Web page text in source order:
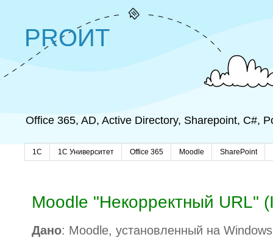
PROИТ
Office 365, AD, Active Directory, Sharepoint, C#,
1C 1С Университет Office 365 Moodle SharePoint
Moodle "Некорректный URL"
Дано: Moodle, установленный на